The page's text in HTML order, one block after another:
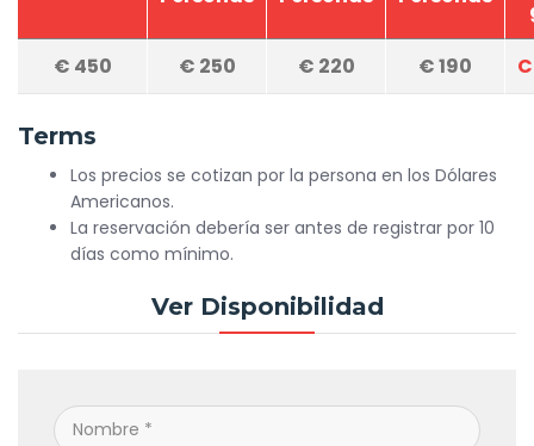
€ 450 € 250 € 220 €190
Terms
Los precios se cotizan por la persona en los Dólares
Americanos.
La reservación debería ser antes de registrar por 10
días como mínimo.
Ver Disponibilidad